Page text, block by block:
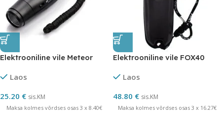
Elektrooniline vile Meteor
Laos
25.20 € sis.KM
Maksa kolmes võrdses osas 3 x 8.40€
Elektrooniline vile FOX40
Laos
48.80 € sis.KM
Maksa kolmes võrdses osas 3 x 16.27€